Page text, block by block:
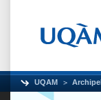
UQAM